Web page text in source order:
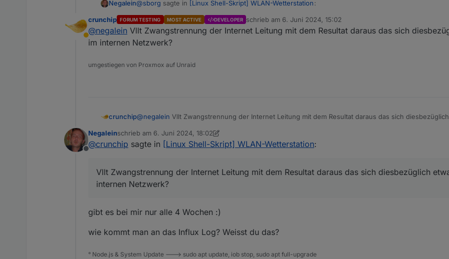
Negalein@sborg sagte in [Linux Shell-Skript] WLAN-Wetterstation:
Hast du mal gestern/vorgestern nachgeschaut, tritt er da auch auf?
Der Fehler kommt täglich zur selben Zeit.
Abwesend
crunchip FORUM TESTING MOST ACTIVE DEVELOPER schrieb am 6. Juni 2024, 15:02
zuletzt editiert von
@negalein Vllt Zwangstrennung der Internet Leitung mit dem Resultat daraus das sich
im internen Netzwerk?
umgestiegen von Proxmox auf Unraid
crunchip@negalein Vllt Zwangstrennung der Internet Leitung mit dem Resultat daraus das sich
Offline
Negaleinschrieb am 6. Juni 2024, 18:02
zuletzt editiert von Negalein6. Juni 2024, 20:03
@crunchip sagte in [Linux Shell-Skript] WLAN-Wetterstation:
Vllt Zwangstrennung der Internet Leitung mit dem Resultat daraus das sich diesbezüglich
internen Netzwerk?
gibt es bei mir nur alle 4 Wochen :)
wie kommt man an das Influx Log? Weisst du das?
° Node.js & System Update ---> sudo apt update, iob stop, sudo apt full-upgrade